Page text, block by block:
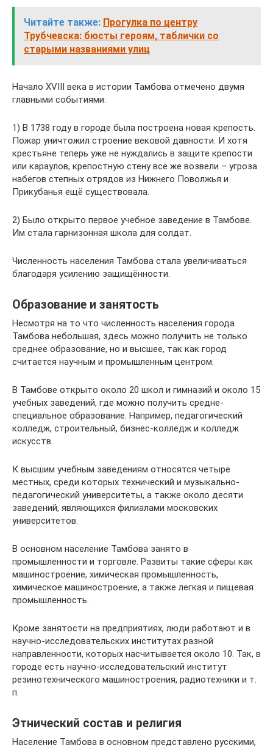
Читайте также: Прогулка по центру
Трубчевска: бюсты героям, таблички со
старыми названиями улиц
Начало XVIII века в истории Тамбова отмечено двумя
главными событиями:
1) В 1738 году в городе была построена новая крепость.
Пожар уничтожил строение вековой давности. И хотя
крестьяне теперь уже не нуждались в защите крепости
или караулов, крепостную стену всё же возвели – угроза
набегов степных отрядов из Нижнего Поволжья и
Прикубанья ещё существовала.
2) Было открыто первое учебное заведение в Тамбове.
Им стала гарнизонная школа для солдат.
Численность населения Тамбова стала увеличиваться
благодаря усилению защищённости.
Образование и занятость
Несмотря на то что численность населения города
Тамбова небольшая, здесь можно получить не только
среднее образование, но и высшее, так как город
считается научным и промышленным центром.
В Тамбове открыто около 20 школ и гимназий и около 15
учебных заведений, где можно получить средне-
специальное образование. Например, педагогический
колледж, строительный, бизнес-колледж и колледж
искусств.
К высшим учебным заведениям относятся четыре
местных, среди которых технический и музыкально-
педагогический университеты, а также около десяти
заведений, являющихся филиалами московских
университетов.
В основном население Тамбова занято в
промышленности и торговле. Развиты такие сферы как
машиностроение, химическая промышленность,
химическое машиностроение, а также легкая и пищевая
промышленность.
Кроме занятости на предприятиях, люди работают и в
научно-исследовательских институтах разной
направленности, которых насчитывается около 10. Так, в
городе есть научно-исследовательский институт
резинотехнического машиностроения, радиотехники и т.
п.
Этнический состав и религия
Население Тамбова в основном представлено русскими,